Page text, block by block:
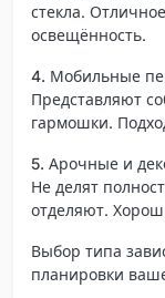
стекла.
освещённость.
4. Мобильные
Представляют
гармошки.
5. Арочные и
Не делят
отделяют.
Выбор типа
планировки